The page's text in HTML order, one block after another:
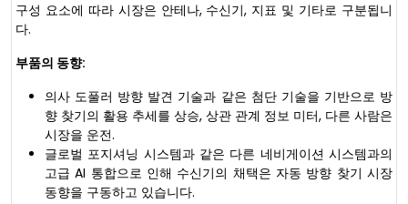
구성 요소에 따라 시장은 안테나, 수신기, 지표 및 기타로 구분됩니
다.
부품의 동향:
의사 도풀러 방향 발견 기술과 같은 첨단 기술을 기반으로 방
향 찾기의 활용 추세를 상승, 상관 관계 정보 미터, 다른 사람은
시장을 운전.
글로벌 포지셔닝 시스템과 같은 다른 네비게이션 시스템과의
고급 AI 통합으로 인해 수신기의 채택은 자동 방향 찾기 시장
동향을 구동하고 있습니다.